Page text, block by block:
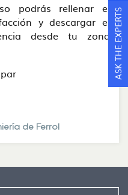
podrás rellenar el
y descargar el
desde tu zona
de Ferrol
ASK THE EXPERTS